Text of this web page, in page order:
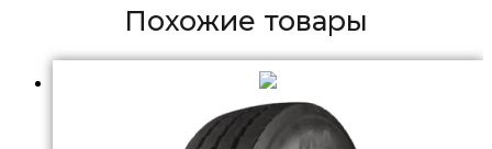
Похожие товары